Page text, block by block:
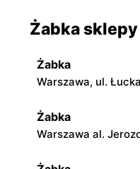
Żabka
Żabka
Warszawa, ul.
Żabka
Warszawa al.